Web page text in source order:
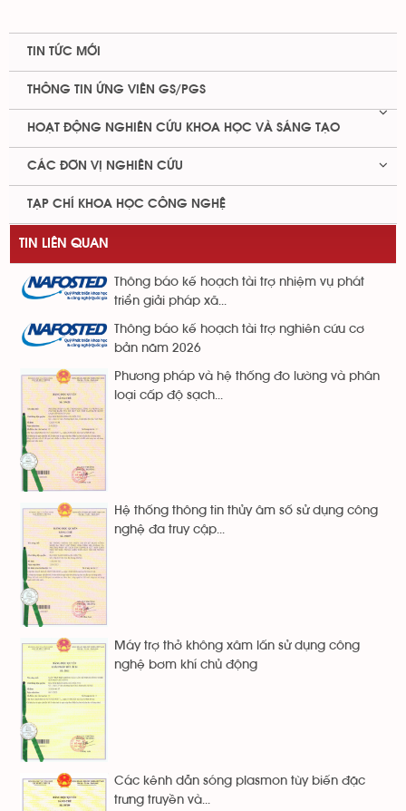
TIN TỨC MỚI
THÔNG TIN ỨNG VIÊN GS/PGS
HOẠT ĐỘNG NGHIÊN CỨU KHOA HỌC VÀ SÁNG TẠO
CÁC ĐƠN VỊ NGHIÊN CỨU
TẠP CHÍ KHOA HỌC CÔNG NGHỆ
TIN LIÊN QUAN
Thông báo kế hoạch tài trợ nhiệm vụ phát
triển giải pháp xã...
Thông báo kế hoạch tài trợ nghiên cứu cơ
bản năm 2026
Phương pháp và hệ thống đo lường và phân
loại cấp độ sạch...
Hệ thống thông tin thủy âm số sử dụng công
nghệ đa truy cập...
Máy trợ thở không xâm lấn sử dụng công
nghệ bơm khí chủ động
Các kênh dẫn sóng plasmon tùy biến đặc
trưng truyền và...